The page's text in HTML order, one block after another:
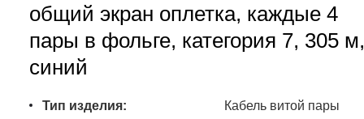
общий экран оплетка, каждые 4
пары в фольге, категория 7, 305 м,
синий
Тип изделия:
Кабель витой пары